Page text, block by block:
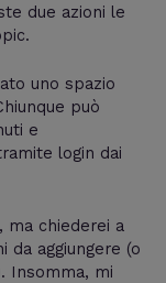
due azioni le
uno spazio
può
e
login dai
ma chiederei a
da aggiungere (o
Insomma, mi